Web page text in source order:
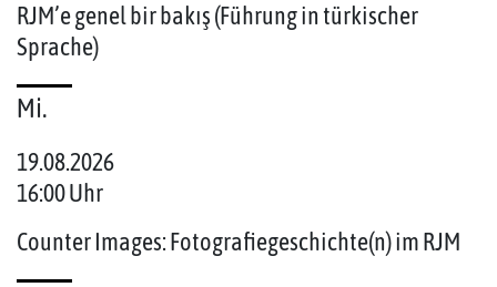
RJM’e genel bir bakış (Führung in türkischer
Sprache)
Mi.
19.08.2026
16:00 Uhr
Counter Images: Fotografiegeschichte(n) im RJM